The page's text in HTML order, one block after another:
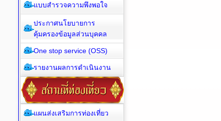
แบบสำรวจความพึงพอใจ
ประกาศนโยบายการ
คุ้มครองข้อมูลส่วนบุคคล
One stop service (OSS)
รายงานผลการดำเนินงาน
แผนส่งเสริมการท่องเที่ยว